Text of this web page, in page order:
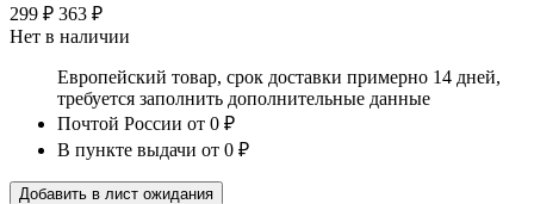
299 ₽ 363 ₽
Нет в наличии
Европейский товар, срок доставки примерно 14 дней,
требуется заполнить дополнительные данные
Почтой России от 0 ₽
В пункте выдачи от 0 ₽
Добавить в лист ожидания